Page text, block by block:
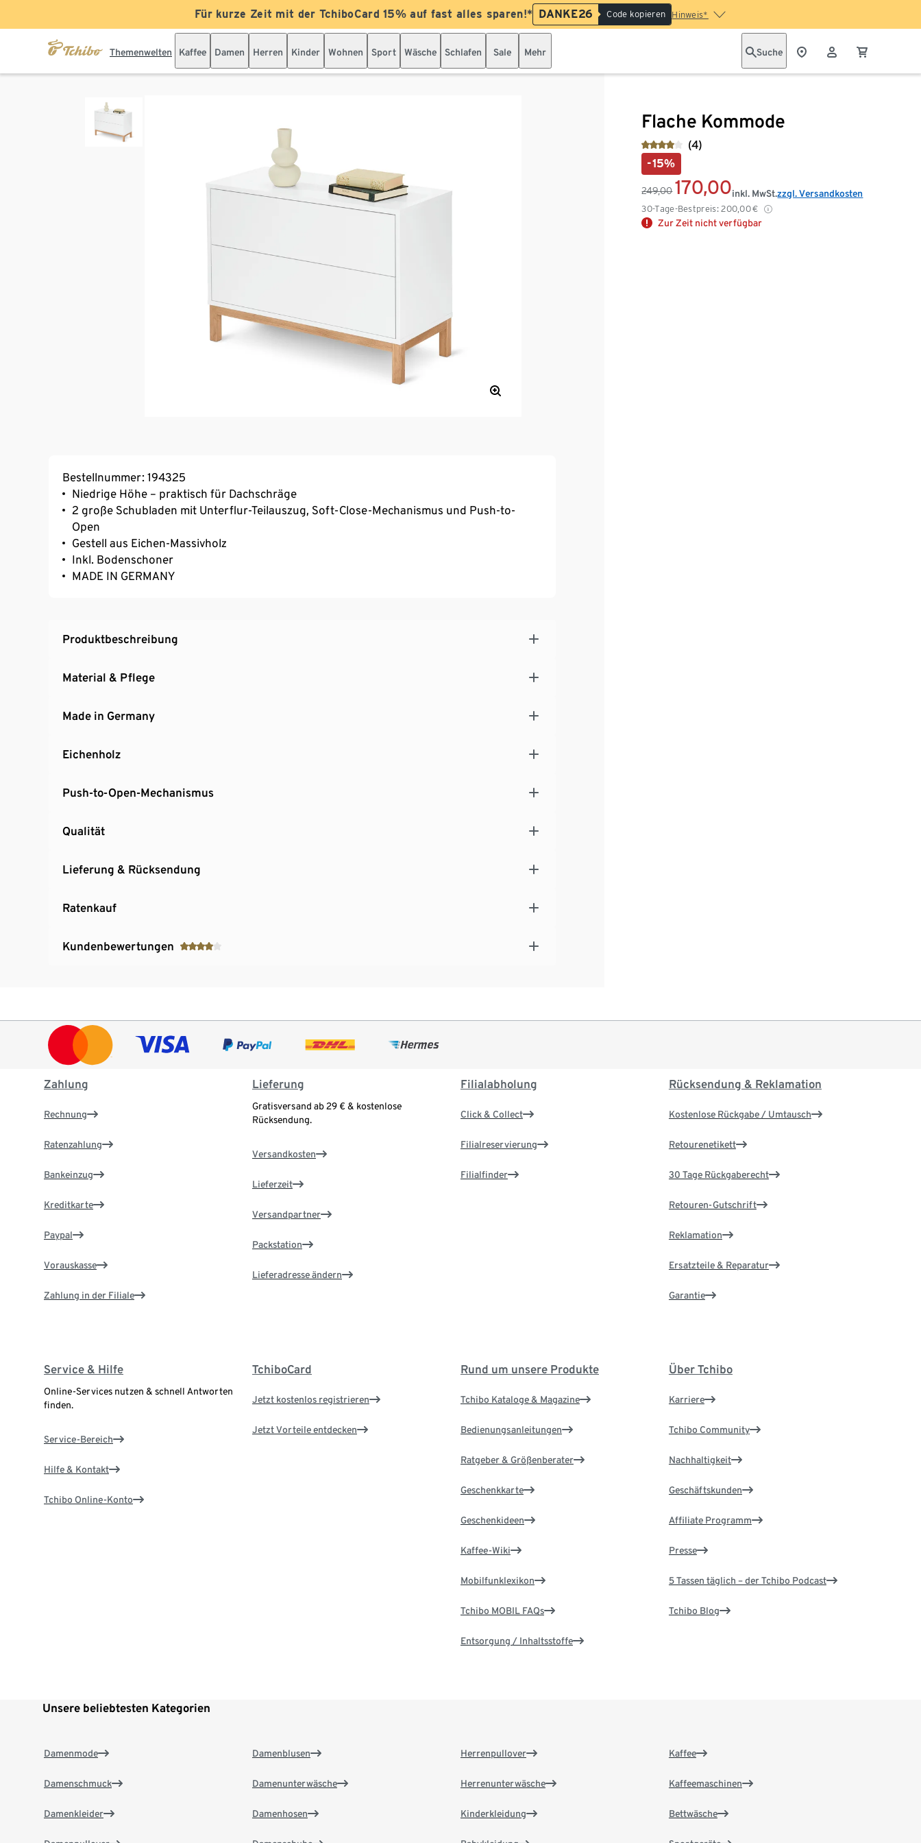
Für kurze Zeit mit der TchiboCard 15% auf fast alles sparen!* DANKE26 Code kopieren Hinweis*
Themenwelten Kaffee Damen Herren Kinder Wohnen Sport Wäsche Schlafen Sale Mehr Suche
Flache Kommode
(4)
-15%
249,00 170,00
30-Tage-Bestpreis: 200,00€
inkl. MwSt.zzgl. Versandkosten
Zur Zeit nicht verfügbar
Bestellnummer: 194325
Niedrige Höhe – praktisch für Dachschräge
2 große Schubladen mit Unterflur-Teilauszug, Soft-Close-Mechanismus und Push-to-
Open
Gestell aus Eichen-Massivholz
Inkl. Bodenschoner
MADE IN GERMANY
Produktbeschreibung
Material & Pflege
Made in Germany
Eichenholz
Push-to-Open-Mechanismus
Qualität
Lieferung & Rücksendung
Ratenkauf
Kundenbewertungen
Zahlung
Rechnung
Ratenzahlung
Bankeinzug
Kreditkarte
Paypal
Vorauskasse
Zahlung in der Filiale
Lieferung
Gratisversand ab 29 € & kostenlose
Rücksendung.
Versandkosten
Lieferzeit
Versandpartner
Packstation
Lieferadresse ändern
Filialabholung
Click & Collect
Filialreservierung
Filialfinder
Rücksendung & Reklamation
Kostenlose Rückgabe / Umtausch
Retourenetikett
30 Tage Rückgaberecht
Retouren-Gutschrift
Reklamation
Ersatzteile & Reparatur
Garantie
Service & Hilfe
Online-Services nutzen & schnell Antworten
finden.
Service-Bereich
Hilfe & Kontakt
Tchibo Online-Konto
TchiboCard
Jetzt kostenlos registrieren
Jetzt Vorteile entdecken
Rund um unsere Produkte
Tchibo Kataloge & Magazine
Bedienungsanleitungen
Ratgeber & Größenberater
Geschenkkarte
Geschenkideen
Kaffee-Wiki
Mobilfunklexikon
Tchibo MOBIL FAQs
Entsorgung / Inhaltsstoffe
Über Tchibo
Karriere
Tchibo Community
Nachhaltigkeit
Geschäftskunden
Affiliate Programm
Presse
5 Tassen täglich – der Tchibo Podcast
Tchibo Blog
Unsere beliebtesten Kategorien
Damenmode
Damenschmuck
Damenkleider
Damenblusen
Damenunterwäsche
Damenhosen
Herrenpullover
Herrenunterwäsche
Kinderkleidung
Kaffee
Kaffeemaschinen
Bettwäsche